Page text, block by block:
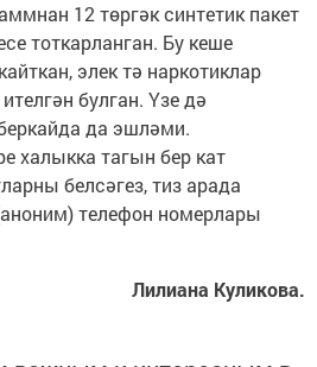
12 төргәк синтетик пакет
тоткарланган. Бу кеше
элек тә наркотиклар
булган. Үзе дә
да эшләми.
халыкка тагын бер кат
белсәгез, тиз арада
телефон номерлары
Лилиана Куликова.